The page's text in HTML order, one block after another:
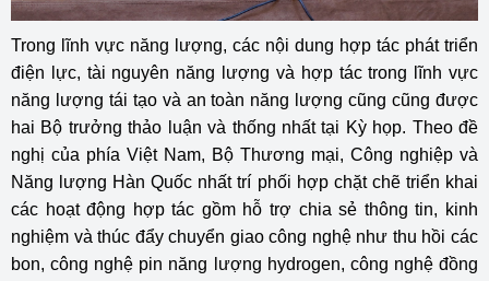
Trong lĩnh vực năng lượng, các nội dung hợp tác phát triển
điện lực, tài nguyên năng lượng và hợp tác trong lĩnh vực
năng lượng tái tạo và an toàn năng lượng cũng cũng được
hai Bộ trưởng thảo luận và thống nhất tại Kỳ họp. Theo đề
nghị của phía Việt Nam, Bộ Thương mại, Công nghiệp và
Năng lượng Hàn Quốc nhất trí phối hợp chặt chẽ triển khai
các hoạt động hợp tác gồm hỗ trợ chia sẻ thông tin, kinh
nghiệm và thúc đẩy chuyển giao công nghệ như thu hồi các
bon, công nghệ pin năng lượng hydrogen, công nghệ đồng